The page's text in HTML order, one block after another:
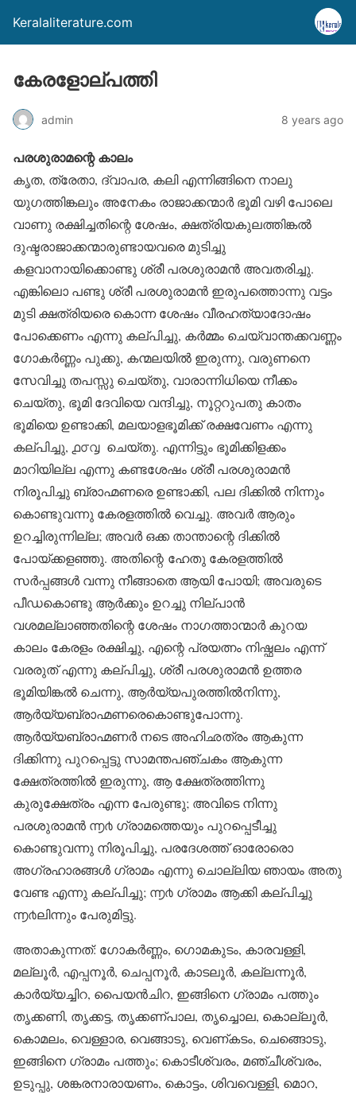
Keralaliterature.com
കേരളോല്പത്തി
admin 8 years ago
പരശുരാമന്റെ കാലം
കൃത, ത്രേതാ, ദ്വാപര, കലി എന്നിങ്ങിനെ നാലു
യുഗത്തിങ്കലും അനേകം രാജാക്കന്മാർ ഭൂമി വഴി പോലെ
വാണു രക്ഷിച്ചതിന്റെ ശേഷം, ക്ഷത്രിയകുലത്തിങ്കൽ
ദുഷ്ടരാജാക്കന്മാരുണ്ടായവരെ മുടിച്ചു
കളവാനായിക്കൊണ്ടു ശ്രീ പരശുരാമൻ അവതരിച്ചു.
എങ്കിലൊ പണ്ടു ശ്രീ പരശുരാമൻ ഇരുപത്തൊന്നു വട്ടം
മുടി ക്ഷത്രിയരെ കൊന്ന ശേഷം വീരഹത്യാദോഷം
പോക്കെണം എന്നു കല്പിച്ചു, കർമ്മം ചെയ്‌വാന്തക്കവണ്ണം
ഗോകർണ്ണം പുക്കു, കന്മലയിൽ ഇരുന്നു, വരുണനെ
സേവിച്ചു തപസ്സു ചെയ്തു, വാരാന്നിധിയെ നീക്കം
ചെയ്തു, ഭൂമി ദേവിയെ വന്ദിച്ചു, നൂറ്ററുപതു കാതം
ഭൂമിയെ ഉണ്ടാക്കി, മലയാളഭൂമിക്ക് രക്ഷവേണം എന്നു
കല്പിച്ചു, ൧൦൮ ചെയ്തു. എന്നിട്ടും ഭൂമിക്കിളക്കം
മാറിയില്ല എന്നു കണ്ടശേഷം ശ്രീ പരശുരാമൻ
നിരൂപിച്ചു ബ്രാഹ്മണരെ ഉണ്ടാക്കി, പല ദിക്കിൽ നിന്നും
കൊണ്ടുവന്നു കേരളത്തിൽ വെച്ചു. അവർ ആരും
ഉറച്ചിരുന്നില്ല; അവർ ഒക്ക താന്താന്റെ ദിക്കിൽ
പോയ്ക്കളഞ്ഞു. അതിന്റെ ഹേതു കേരളത്തിൽ
സർപ്പങ്ങൾ വന്നു നീങ്ങാതെ ആയി പോയി; അവരുടെ
പീഡകൊണ്ടു ആർക്കും ഉറച്ചു നില്പാൻ
വശമല്ലാഞ്ഞതിന്റെ ശേഷം നാഗത്താന്മാർ കുറയ
കാലം കേരളം രക്ഷിച്ചു, എന്റെ പ്രയത്നം നിഷ്ഫലം എന്ന്
വരരുത് എന്നു കല്പിച്ചു, ശ്രീ പരശുരാമൻ ഉത്തര
ഭൂമിയിങ്കൽ ചെന്നു, ആർയ്യപുരത്തിൽനിന്നു,
ആർയ്യബ്രാഹ്മണരെകൊണ്ടുപോന്നു.
ആർയ്യബ്രാഹ്മണർ നടെ അഹിഛത്രം ആകുന്ന
ദിക്കിന്നു പുറപ്പെട്ടു സാമന്തപഞ്ചകം ആകുന്ന
ക്ഷേത്രത്തിൽ ഇരുന്നു, ആ ക്ഷേത്രത്തിന്നു
കുരുക്ഷേത്രം എന്ന പേരുണ്ടു; അവിടെ നിന്നു
പരശുരാമൻ ൬൪ ഗ്രാമത്തെയും പുറപ്പെടീച്ചു
കൊണ്ടുവന്നു നിരൂപിച്ചു, പരദേശത്ത് ഓരോരൊ
അഗ്രഹാരങ്ങൾ ഗ്രാമം എന്നു ചൊല്ലിയ ഞായം അതു
വേണ്ട എന്നു കല്പിച്ചു; ൬൪ ഗ്രാമം ആക്കി കല്പിച്ചു
൬൪ലിന്നും പേരുമിട്ടു.
അതാകുന്നത്: ഗോകർണ്ണം, ഗൊമകുടം, കാരവള്ളി,
മല്ലൂർ, എപ്പനൂർ, ചെപ്പനൂർ, കാടലൂർ, കല്ലന്നൂർ,
കാർയ്യച്ചിറ, പൈയൻ‌ചിറ, ഇങ്ങിനെ ഗ്രാമം പത്തും
തൃക്കണി, തൃക്കട്ട, തൃക്കണ്പാല, തൃച്ചൊല, കൊല്ലൂർ,
കൊമലം, വെള്ളാര, വെങ്ങാടു, വെണ്കടം, ചെങ്ങൊടു,
ഇങ്ങിനെ ഗ്രാമം പത്തും; കൊടീശ്വരം, മഞ്ചീശ്വരം,
ഉടുപ്പു, ശങ്കരനാരായണം, കൊട്ടം, ശിവവെള്ളി, മൊറ,